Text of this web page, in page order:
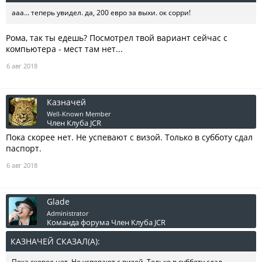
ааа... теперь увидел. да, 200 евро за выхи. ок сорри!
Рома, так ты едешь? Посмотрел твой вариант сейчас с
компьютера - мест там нет...
6 авг 2018
Казначей
Well-Known Member
Член Клуба JCR
Пока скорее нет. Не успевают с визой. Только в субботу сдал
паспорт.
6 авг 2018
Glade
Administrator
Команда форума Член Клуба JCR
КАЗНАЧЕЙ СКАЗАЛ(А):